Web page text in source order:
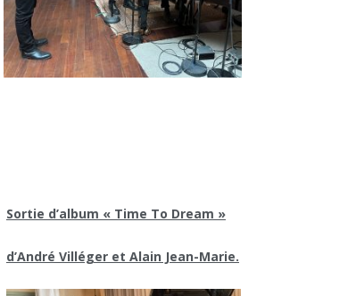
Sortie d’album « Time To Dream »
d’André Villéger et Alain Jean-Marie.